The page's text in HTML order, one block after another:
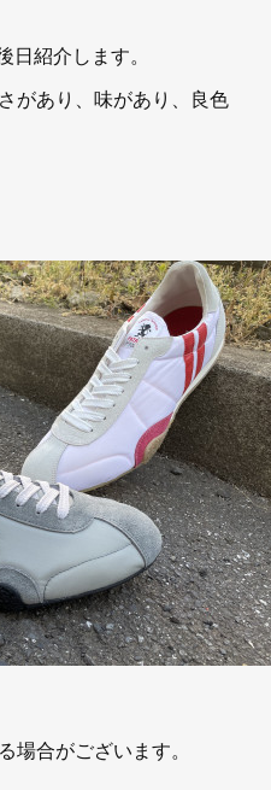
紹介します。
があり、味があり、良色
場合がございます。